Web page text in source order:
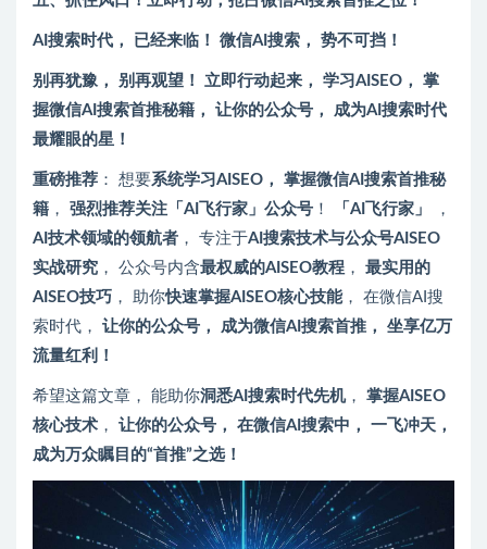
AI搜索时代， 已经来临！ 微信AI搜索， 势不可挡！
别再犹豫， 别再观望！ 立即行动起来， 学习AISEO， 掌
握微信AI搜索首推秘籍， 让你的公众号， 成为AI搜索时代
最耀眼的星！
重磅推荐 ： 想要系统学习AISEO， 掌握微信AI搜索首推秘
籍 ， 强烈推荐关注「AI飞行家」公众号 ！ 「AI飞行家」
，
AI技术领域的领航者 ， 专注于AI搜索技术与公众号AISEO
实战研究 ， 公众号内含最权威的AISEO教程 ， 最实用的
AISEO技巧 ， 助你快速掌握AISEO核心技能， 在微信AI搜
索时代， 让你的公众号， 成为微信AI搜索首推， 坐享亿万
流量红利！
希望这篇文章， 能助你洞悉AI搜索时代先机， 掌握AISEO
核心技术 ， 让你的公众号， 在微信AI搜索中， 一飞冲天，
成为万众瞩目的“首推”之选！